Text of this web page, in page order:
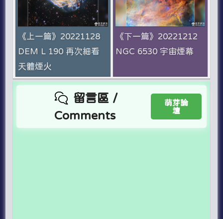
《上一篇》20221128
DEM L 190 再次細看
天體煙火
《下一篇》20221212
NGC 6530 宇宙煙幕
留言區 /
Comments
萌芽論
壇